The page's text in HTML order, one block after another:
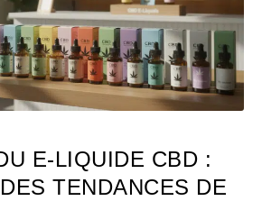
E-LIQUIDE CBD :
TENDANCES DE